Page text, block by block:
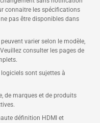
connaitre les spécifications
pas être disponibles dans
varier selon le modèle,
consulter les pages de
sont sujettes à
de marques et de produits
définition HDMI et